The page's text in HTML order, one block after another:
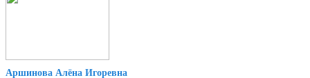
Аршинова Алёна Игоревна